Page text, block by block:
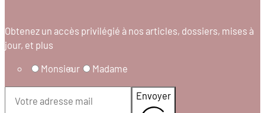
Obtenez un accès privilégié à nos articles, dossiers, mises à
jour, et plus
Monsieur Madame
Envoyer